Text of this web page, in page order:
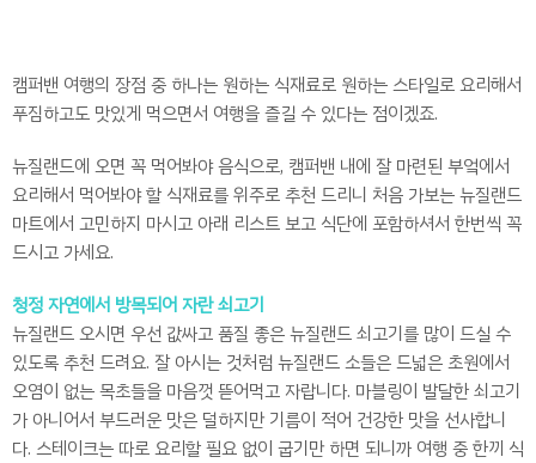
캠퍼밴 여행의 장점 중 하나는 원하는 식재료로 원하는 스타일로 요리해서
푸짐하고도 맛있게 먹으면서 여행을 즐길 수 있다는 점이겠죠.
뉴질랜드에 오면 꼭 먹어봐야 음식으로, 캠퍼밴 내에 잘 마련된 부엌에서
요리해서 먹어봐야 할 식재료를 위주로 추천 드리니 처음 가보는 뉴질랜드
마트에서 고민하지 마시고 아래 리스트 보고 식단에 포함하셔서 한번씩 꼭
드시고 가세요.
청정 자연에서 방목되어 자란 쇠고기
뉴질랜드 오시면 우선 값싸고 품질 좋은 뉴질랜드 쇠고기를 많이 드실 수
있도록 추천 드려요. 잘 아시는 것처럼 뉴질랜드 소들은 드넓은 초원에서
오염이 없는 목초들을 마음껏 뜯어먹고 자랍니다. 마블링이 발달한 쇠고기
가 아니어서 부드러운 맛은 덜하지만 기름이 적어 건강한 맛을 선사합니
다. 스테이크는 따로 요리할 필요 없이 굽기만 하면 되니까 여행 중 한끼 식